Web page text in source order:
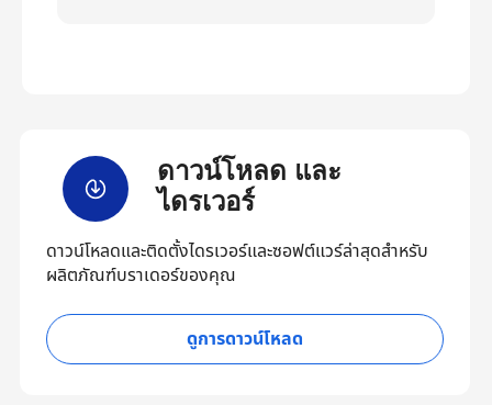
ดาวน์โหลด และ
ไดรเวอร์
ดาวน์โหลดและติดตั้งไดรเวอร์และซอฟต์แวร์ล่าสุดสำหรับ
ผลิตภัณฑ์บราเดอร์ของคุณ
ดูการดาวน์โหลด